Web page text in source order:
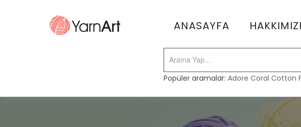
ANASAYFA
Popüler aramalar:Adore Coral Cotton